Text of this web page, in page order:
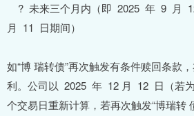
? 未来三个月内（即 2025 年 9 月
月 11 日期间）
如“博 瑞转债”再次触发有条件赎回条款
利。公司以 2025 年 12 月 12 日（若
个交易日重新计算，若再次触发“博瑞转